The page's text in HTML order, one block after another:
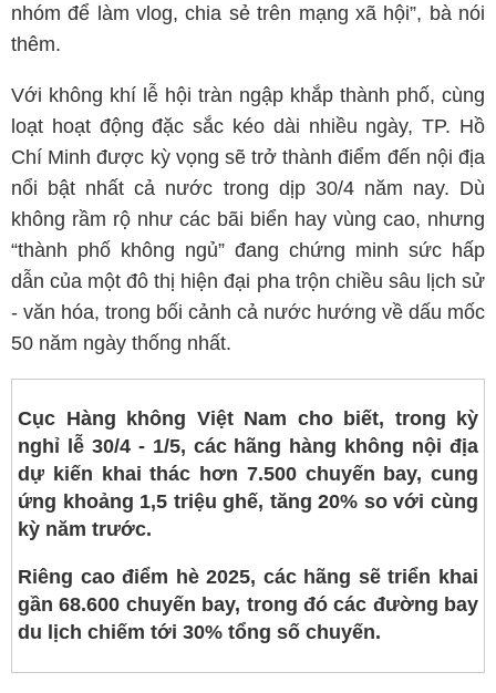
nhóm để làm vlog, chia sẻ trên mạng xã hội”, bà nói
thêm.
Với không khí lễ hội tràn ngập khắp thành phố, cùng
loạt hoạt động đặc sắc kéo dài nhiều ngày, TP. Hồ
Chí Minh được kỳ vọng sẽ trở thành điểm đến nội địa
nổi bật nhất cả nước trong dịp 30/4 năm nay. Dù
không rầm rộ như các bãi biển hay vùng cao, nhưng
“thành phố không ngủ” đang chứng minh sức hấp
dẫn của một đô thị hiện đại pha trộn chiều sâu lịch sử
- văn hóa, trong bối cảnh cả nước hướng về dấu mốc
50 năm ngày thống nhất.
Cục Hàng không Việt Nam cho biết, trong kỳ
nghỉ lễ 30/4 - 1/5, các hãng hàng không nội địa
dự kiến khai thác hơn 7.500 chuyến bay, cung
ứng khoảng 1,5 triệu ghế, tăng 20% so với cùng
kỳ năm trước.
Riêng cao điểm hè 2025, các hãng sẽ triển khai
gần 68.600 chuyến bay, trong đó các đường bay
du lịch chiếm tới 30% tổng số chuyến.